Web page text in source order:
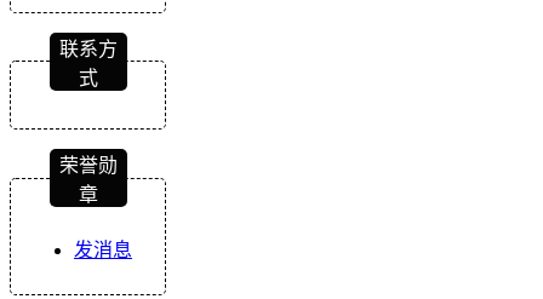
联系方
式
荣誉勋
章
发消息